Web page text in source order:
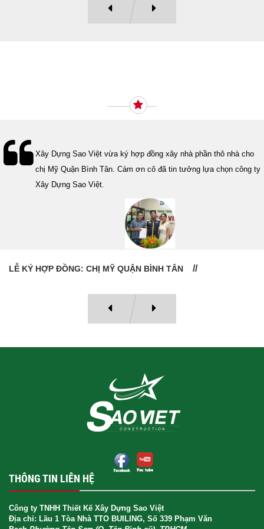
Lễ bàn giao nhà cho gia đình Cô Vân quận 11. Cám ơn anh Tính
đã tin tưởng, lựa chọn công ty Xây Dựng Sao Việt.
LỄ BÀN GIAO NHÀ: CÔ VÂN QUẬN 11
THÔNG TIN LIÊN HỆ
Công ty TNHH Thiết Kế Xây Dựng Sao Việt
Địa chỉ: Lầu 1 Tòa Nhà TTO BUILING, Số 339 Phạm Văn